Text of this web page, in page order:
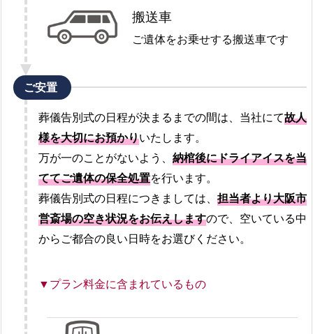
搬送車
ご遺体をお乗せする搬送車です
ご安置
葬儀告別式の日程が決まるまでの間は、当社にて故人
様を大切にお預かりいたします。
万が一のことがないよう、 納棺後にドライアイスを当
ててご遺体の保全処置を行います。
葬儀告別式の日程につきましては、 担当者より大阪市
営斎場の空き状況をお伝えしますので、空いている中
からご都合の良い日時をお選びください。
▼プラン料金に含まれているもの